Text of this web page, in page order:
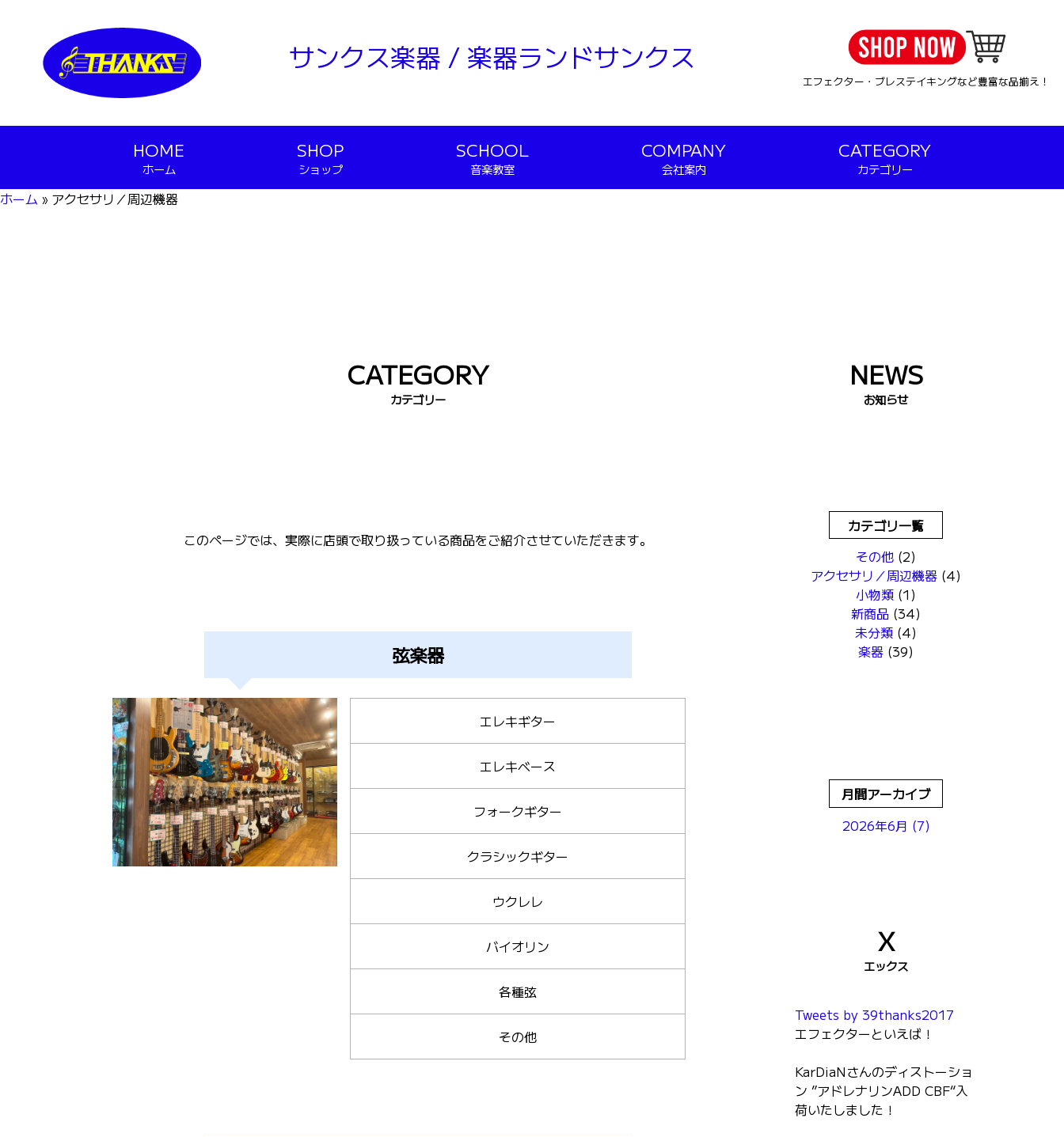
サンクス楽器 / 楽器ランドサンクス
エフェクター・ブレステイキングなど豊富な品揃え！
HOME
ホーム
SHOP
ショップ
SCHOOL
音楽教室
COMPANY
会社案内
CATEGORY
カテゴリー
ホーム » アクセサリ／周辺機器
CATEGORY
カテゴリー
このページでは、実際に店頭で取り扱っている商品をご紹介させていただきます。
弦楽器
エレキギター
エレキベース
フォークギター
クラシックギター
ウクレレ
バイオリン
各種弦
その他
NEWS
お知らせ
カテゴリ一覧
その他 (2)
アクセサリ／周辺機器 (4)
小物類 (1)
新商品 (34)
未分類 (4)
楽器 (39)
月間アーカイブ
2026年6月 (7)
X
エックス
Tweets by 39thanks2017
エフェクターといえば！
KarDiaNさんのディストーショ
ン ”アドレナリンADD CBF“入
荷いたしました！